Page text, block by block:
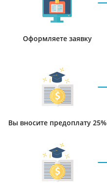
Оформляете заявку
Вы вносите предоплату 25%